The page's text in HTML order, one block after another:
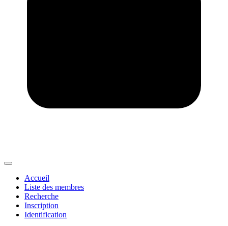
Accueil
Liste des membres
Recherche
Inscription
Identification